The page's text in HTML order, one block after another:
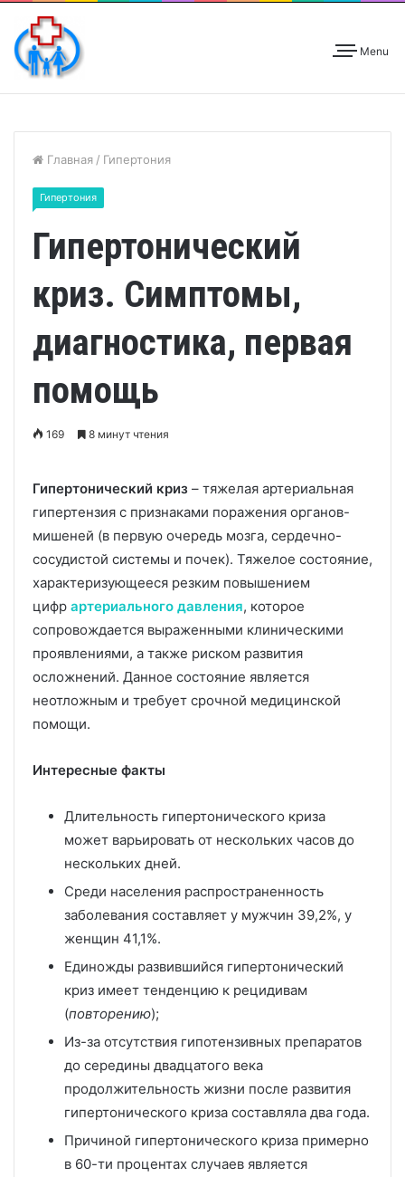
Menu
Главная / Гипертония
Гипертония
Гипертонический
криз. Симптомы,
диагностика, первая
помощь
169 8 минут чтения
Гипертонический криз – тяжелая артериальная
гипертензия с признаками поражения органов-
мишеней (в первую очередь мозга, сердечно-
сосудистой системы и почек). Тяжелое состояние,
характеризующееся резким повышением
цифр артериального давления, которое
сопровождается выраженными клиническими
проявлениями, а также риском развития
осложнений. Данное состояние является
неотложным и требует срочной медицинской
помощи.
Интересные факты
Длительность гипертонического криза
может варьировать от нескольких часов до
нескольких дней.
Среди населения распространенность
заболевания составляет у мужчин 39,2%, у
женщин 41,1%.
Единожды развившийся гипертонический
криз имеет тенденцию к рецидивам
(повторению);
Из-за отсутствия гипотензивных препаратов
до середины двадцатого века
продолжительность жизни после развития
гипертонического криза составляла два года.
Причиной гипертонического криза примерно
в 60-ти процентах случаев является